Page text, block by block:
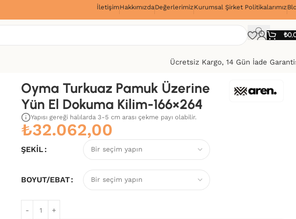
var!
fırsatını yakala.
İletişimHakkımızdaDeğerlerimizKurumsal Şirket Politikalarımız
₺
Ücretsiz Kargo, 14 Gün İade
Oyma Turkuaz Pamuk Üzerine
Yün El Dokuma Kilim-166×264
Yapısı gereği halılarda 3-5 cm arası çekme payı olabilir.
₺32.062,00
ŞEKIL
BOYUT/EBAT